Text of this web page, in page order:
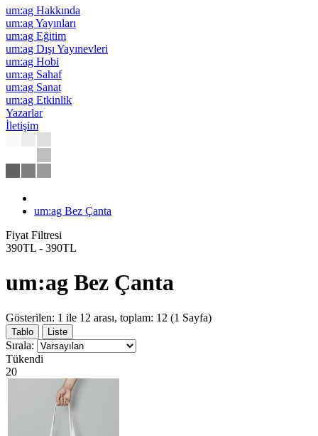
um:ag Hakkında
um:ag Yayınları
um:ag Eğitim
um:ag Dışı Yayınevleri
um:ag Hobi
um:ag Sahaf
um:ag Sanat
um:ag Etkinlik
Yazarlar
İletişim
um:ag Bez Çanta
Fiyat Filtresi
390TL - 390TL
um:ag Bez Çanta
Gösterilen: 1 ile 12 arası, toplam: 12 (1 Sayfa)
Tablo Liste
Sırala:
Tükendi
20